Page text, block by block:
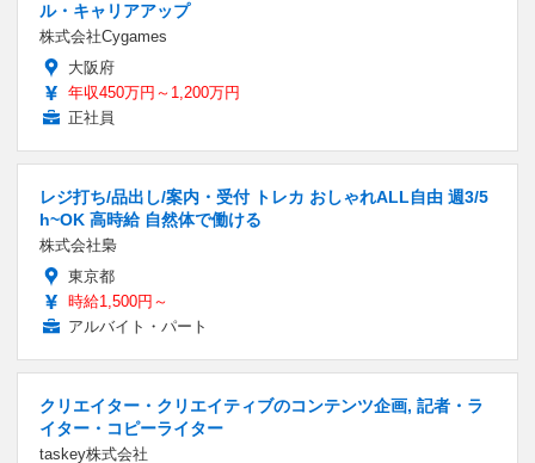
ル・キャリアアップ
株式会社Cygames
大阪府
年収450万円～1,200万円
正社員
レジ打ち/品出し/案内・受付 トレカ おしゃれALL自由 週3/5
h~OK 高時給 自然体で働ける
株式会社梟
東京都
時給1,500円～
アルバイト・パート
クリエイター・クリエイティブのコンテンツ企画, 記者・ラ
イター・コピーライター
taskey株式会社